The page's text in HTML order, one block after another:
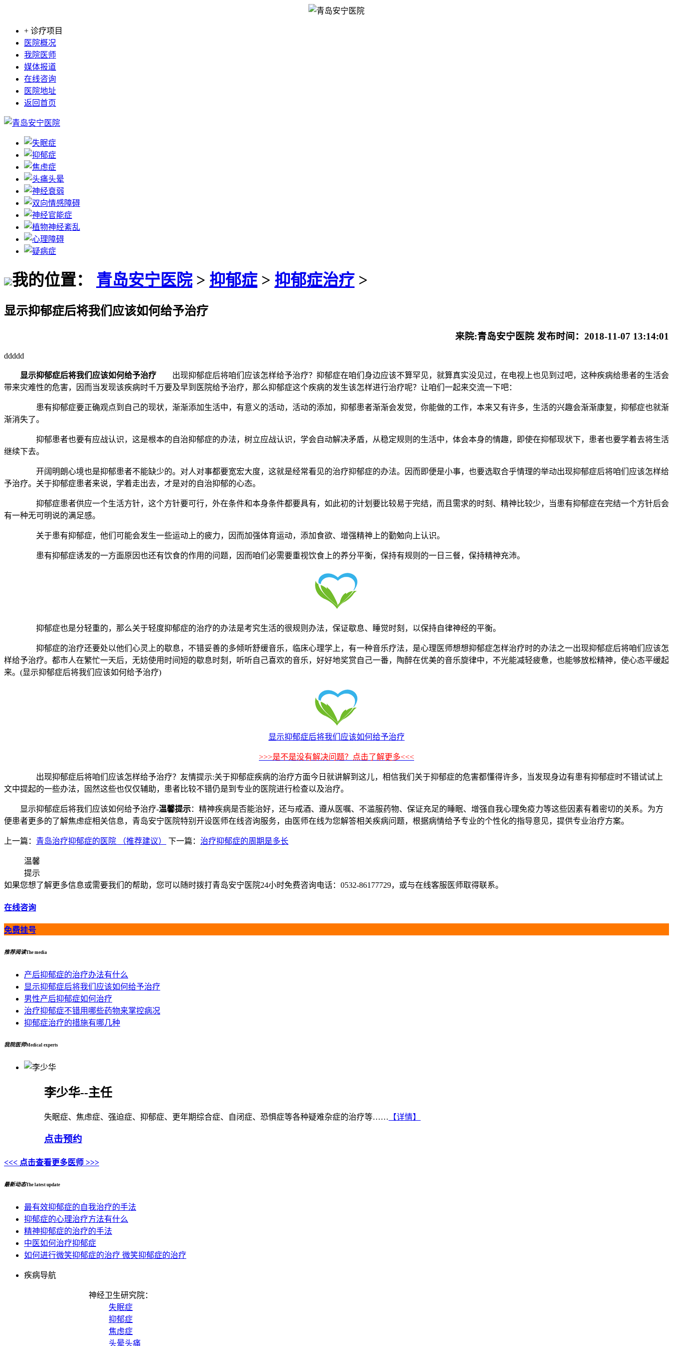
+ 诊疗项目
医院概况
我院医师
媒体报道
在线咨询
医院地址
返回首页
我的位置： 青岛安宁医院> 抑郁症 > 抑郁症治疗 >
显示抑郁症后将我们应该如何给予治疗
来院:青岛安宁医院 发布时间：2018-11-07 13:14:01
ddddd
显示抑郁症后将我们应该如何给予治疗 出现抑郁症后将咱们应该怎样给予治疗？抑郁症在咱们身边应该不算罕见，就算真实没见过，在电视上也见到过吧，这种疾病给患者的生活会
带来灾难性的危害，因而当发现该疾病时千万要及早到医院给予治疗，那么抑郁症这个疾病的发生该怎样进行治疗呢？让咱们一起来交流一下吧：
患有抑郁症要正确观点到自己的现状，渐渐添加生活中，有意义的活动，活动的添加，抑郁患者渐渐会发觉，你能做的工作，本来又有许多，生活的兴趣会渐渐康复，抑郁症也就渐
渐消失了。
抑郁患者也要有应战认识，这是根本的自治抑郁症的办法，树立应战认识，学会自动解决矛盾，从稳定规则的生活中，体会本身的情趣，即使在抑郁现状下，患者也要学着去将生活
继续下去。
开阔明朗心境也是抑郁患者不能缺少的。对人对事都要宽宏大度，这就是经常看见的治疗抑郁症的办法。因而即便是小事，也要选取合乎情理的举动出现抑郁症后将咱们应该怎样给
予治疗。关于抑郁症患者来说，学着走出去，才是对的自治抑郁的心态。
抑郁症患者供应一个生活方针，这个方针要可行，外在条件和本身条件都要具有，如此初的计划要比较易于完结，而且需求的时刻、精神比较少，当患有抑郁症在完结一个方针后会
有一种无可明说的满足感。
关于患有抑郁症，他们可能会发生一些运动上的疲力，因而加强体育运动，添加食欲、增强精神上的勤勉向上认识。
患有抑郁症诱发的一方面原因也还有饮食的作用的问题，因而咱们必需要重视饮食上的养分平衡，保持有规则的一日三餐，保持精神充沛。
抑郁症也是分轻重的，那么关于轻度抑郁症的治疗的办法是考究生活的很规则办法，保证歇息、睡觉时刻，以保持自律神经的平衡。
抑郁症的治疗还要处以他们心灵上的歇息，不错妥善的多倾听舒缓音乐，临床心理学上，有一种音乐疗法，是心理医师想想抑郁症怎样治疗时的办法之一出现抑郁症后将咱们应该怎
样给予治疗。都市人在繁忙一天后，无妨使用时间短的歇息时刻，听听自己喜欢的音乐，好好地奖赏自己一番，陶醉在优美的音乐旋律中，不光能减轻疲惫，也能够放松精神，使心态平缓起
来。(显示抑郁症后将我们应该如何给予治疗)
显示抑郁症后将我们应该如何给予治疗
>>>是不是没有解决问题？点击了解更多<<<
出现抑郁症后将咱们应该怎样给予治疗？友情提示:关于抑郁症疾病的治疗方面今日就讲解到这儿，相信我们关于抑郁症的危害都懂得许多，当发现身边有患有抑郁症时不错试试上
文中提起的一些办法，固然这些也仅仅辅助，患者比较不错仍是到专业的医院进行检查以及治疗。
显示抑郁症后将我们应该如何给予治疗-温馨提示：精神疾病是否能治好，还与戒酒、遵从医嘱、不滥服药物、保证充足的睡眠、增强自我心理免疫力等这些因素有着密切的关系。为方
便患者更多的了解焦虑症相关信息，青岛安宁医院特别开设医师在线咨询服务，由医师在线为您解答相关疾病问题，根据病情给予专业的个性化的指导意见，提供专业治疗方案。
上一篇： 青岛治疗抑郁症的医院 （推荐建议） 下一篇： 治疗抑郁症的周期是多长
温馨
提示
如果您想了解更多信息或需要我们的帮助，您可以随时拨打青岛安宁医院24小时免费咨询电话：0532-86177729，或与在线客服医师取得联系。
在线咨询
免费挂号
推荐阅读The media
产后抑郁症的治疗办法有什么
显示抑郁症后将我们应该如何给予治疗
男性产后抑郁症如何治疗
治疗抑郁症不错用哪些药物来掌控病况
抑郁症治疗的措施有哪几种
我院医师Medical experts
李少华--主任
失眠症、焦虑症、强迫症、抑郁症、更年期综合症、自闭症、恐惧症等各种疑难杂症的治疗等…… 【详情】
点击预约
<<< 点击查看更多医师 >>>
最新动态The latest update
最有效抑郁症的自我治疗的手法
抑郁症的心理治疗方法有什么
精神抑郁症的治疗的手法
中医如何治疗抑郁症
如何进行微笑抑郁症的治疗 微笑抑郁症的治疗
疾病导航
神经卫生研究院：
失眠症
抑郁症
焦虑症
头晕头痛